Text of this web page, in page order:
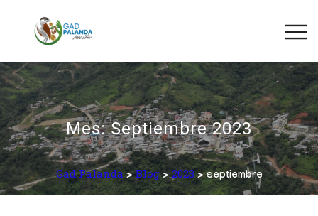
Mes:Septiembre 2023
Gad Palanda>Blog>2023> septiembre